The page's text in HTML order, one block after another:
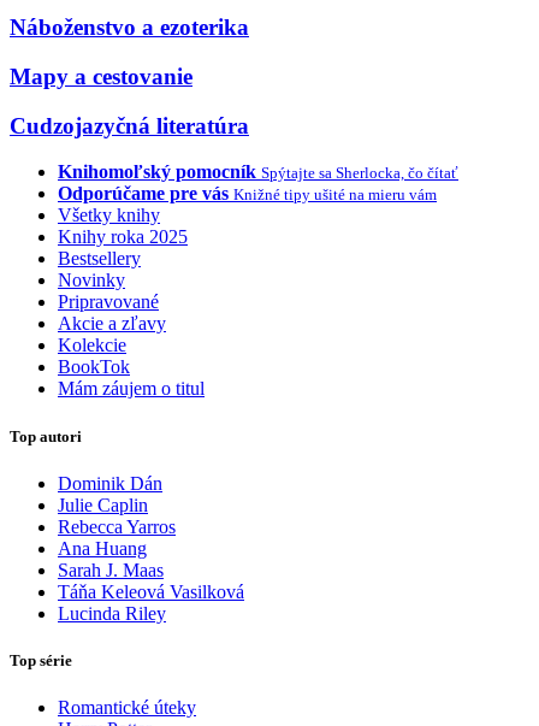
Náboženstvo a ezoterika
Mapy a cestovanie
Cudzojazyčná literatúra
Knihomoľský pomocník Spýtajte sa Sherlocka, čo čítať
Odporúčame pre vás Knižné tipy ušité na mieru vám
Všetky knihy
Knihy roka 2025
Bestsellery
Novinky
Pripravované
Akcie a zľavy
Kolekcie
BookTok
Mám záujem o titul
Top autori
Dominik Dán
Julie Caplin
Rebecca Yarros
Ana Huang
Sarah J. Maas
Táňa Keleová Vasilková
Lucinda Riley
Top série
Romantické úteky